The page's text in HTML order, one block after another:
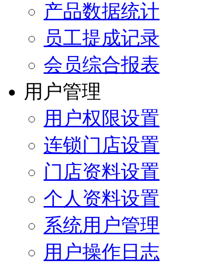
产品数据统计
员工提成记录
会员综合报表
用户管理
用户权限设置
连锁门店设置
门店资料设置
个人资料设置
系统用户管理
用户操作日志